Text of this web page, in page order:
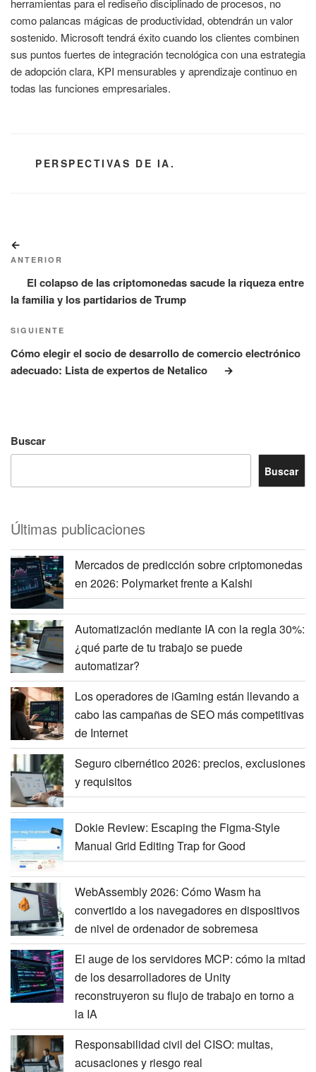
herramientas para el rediseño disciplinado de procesos, no
como palancas mágicas de productividad, obtendrán un valor
sostenido. Microsoft tendrá éxito cuando los clientes combinen
sus puntos fuertes de integración tecnológica con una estrategia
de adopción clara, KPI mensurables y aprendizaje continuo en
todas las funciones empresariales.
CATEGORÍAS
PERSPECTIVAS DE IA.
de
entradas
anterior:
ANTERIOR
El colapso de las criptomonedas sacude la riqueza entre
la familia y los partidarios de Trump
Siguiente
entrada
SIGUIENTE
Cómo elegir el socio de desarrollo de comercio electrónico
adecuado: Lista de expertos de Netalico
Buscar
Buscar
Últimas publicaciones
Mercados de predicción sobre criptomonedas
en 2026: Polymarket frente a Kalshi
Automatización mediante IA con la regla 30%:
¿qué parte de tu trabajo se puede
automatizar?
Los operadores de iGaming están llevando a
cabo las campañas de SEO más competitivas
de Internet
Seguro cibernético 2026: precios, exclusiones
y requisitos
Dokie Review: Escaping the Figma-Style
Manual Grid Editing Trap for Good
WebAssembly 2026: Cómo Wasm ha
convertido a los navegadores en dispositivos
de nivel de ordenador de sobremesa
El auge de los servidores MCP: cómo la mitad
de los desarrolladores de Unity
reconstruyeron su flujo de trabajo en torno a
la IA
Responsabilidad civil del CISO: multas,
acusaciones y riesgo real